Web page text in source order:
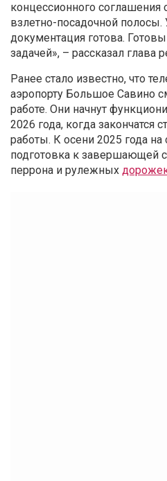
концессионного соглашения
взлетно-посадочной полосы.
документация готова.
задачей», – рассказал глава
Ранее стало известно, что
аэропорту Большое Савино
работе. Они начнут
2026 года, когда закончатся
работы. К осени 2025 года на
подготовка к завершающей
перрона и рулежных